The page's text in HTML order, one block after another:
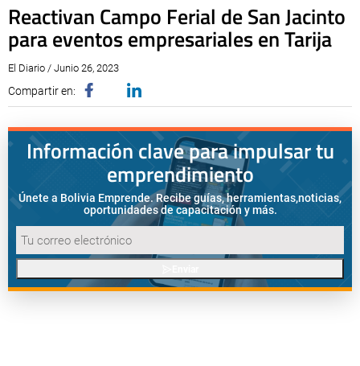
Reactivan Campo Ferial de San Jacinto
para eventos empresariales en Tarija
El Diario / Junio 26, 2023
Compartir en:
Información clave para impulsar tu
emprendimiento
Únete a Bolivia Emprende. Recibe guías, herramientas,noticias,
oportunidades de capacitación y más.